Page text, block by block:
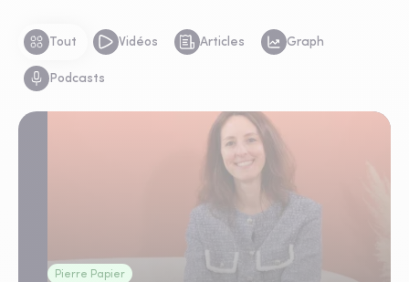
Tout Vidéos Articles Graph
Podcasts
Pierre Papier